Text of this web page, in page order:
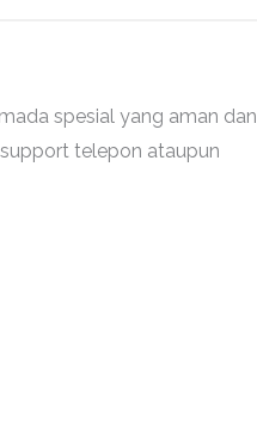
spesial yang aman dan
telepon ataupun